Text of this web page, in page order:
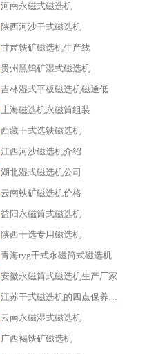
河南永磁式磁选机
陕西河沙干式磁选机
甘肃铁矿磁选机生产线
贵州黑钨矿湿式磁选机
吉林湿式平板磁选机磁通低
上海磁选机永磁筒组装
西藏干式选铁磁选机
江西河沙磁选机介绍
湖北湿式磁选机公司
云南铁矿磁选机价格
益阳永磁筒式磁选机
陕西干选专用磁选机
青海tyg干式永磁筒式磁选机
安徽永磁筒式磁选机生产厂家
江苏干式磁选机的四点保养秘籍
云南永磁湿式磁选机
广西褐铁矿磁选机